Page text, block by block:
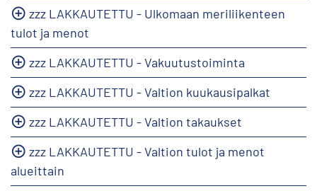
zzz LAKKAUTETTU - Ulkomaan meriliikenteen
tulot ja menot
zzz LAKKAUTETTU - Vakuutustoiminta
zzz LAKKAUTETTU - Valtion kuukausipalkat
zzz LAKKAUTETTU - Valtion takaukset
zzz LAKKAUTETTU - Valtion tulot ja menot
alueittain